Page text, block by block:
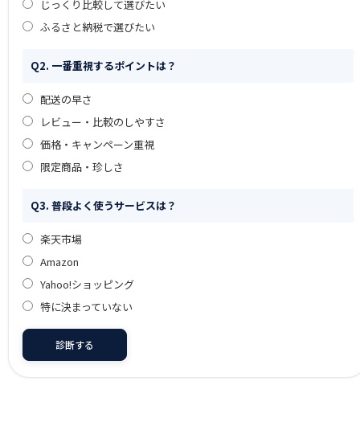
じっくり比較して選びたい
ふるさと納税で選びたい
Q2. 一番重視するポイントは？
配送の早さ
レビュー・比較のしやすさ
価格・キャンペーン重視
限定商品・珍しさ
Q3. 普段よく使うサービスは？
楽天市場
Amazon
Yahoo!ショッピング
特に決まっていない
診断する